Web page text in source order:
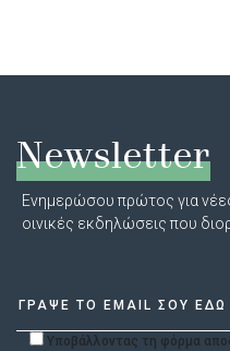
Newsletter
Ενημερώσου πρώτος για
οινικές εκδηλώσεις που
Υποβάλλοντας τη φόρμα